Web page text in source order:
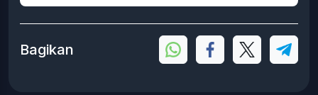
Bagikan